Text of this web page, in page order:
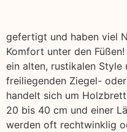
gefertigt und haben viel
Komfort unter den
ein alten, rustikalen
freiliegenden Ziegel-
handelt sich um
20 bis 40 cm und einer
werden oft rechtwinklig